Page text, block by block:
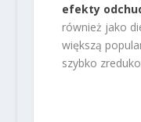
efekty
również jako
większą
szybko